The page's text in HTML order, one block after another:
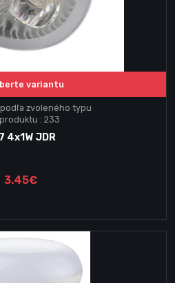
variantu
zvoleného typu
: 233
4x1W JDR
3.45€